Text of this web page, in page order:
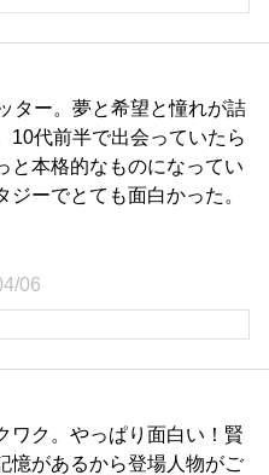
ター。夢と希望と憧れが詰
10代前半で出会っていたら
と本格的なものになってい
ジーでとても面白かった。
06
ワク。やっぱり面白い！賢
憶があるから登場人物がご